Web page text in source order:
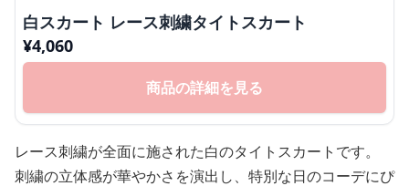
白スカート レース刺繍タイトスカート
¥4,060
商品の詳細を見る
レース刺繍が全面に施された白のタイトスカートです。
刺繍の立体感が華やかさを演出し、特別な日のコーデにぴ